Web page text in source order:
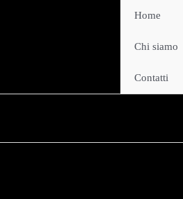
Home
Chi siamo
Contatti